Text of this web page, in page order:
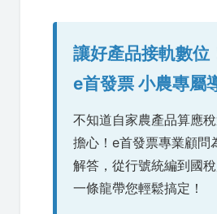
讓好產品接軌數位
e首發票 小農專屬
不知道自家農產品算應
擔心！e首發票專業顧問
解答，從行號統編到國稅
一條龍帶您輕鬆搞定！